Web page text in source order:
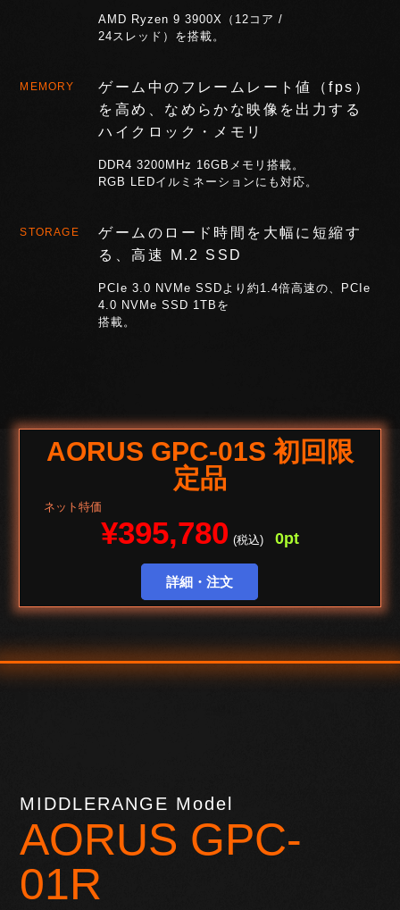
AMD Ryzen 9 3900X（12コア /
24スレッド）を搭載。
MEMORY
ゲーム中のフレームレート値（fps）
を高め、 なめらかな映像を出力する
ハイクロック・メモリ
DDR4 3200MHz 16GBメモリ搭載。
RGB LEDイルミネーションにも対応。
STORAGE
ゲームのロード時間を大幅に短縮す
る、高速 M.2 SSD
PCIe 3.0 NVMe SSDより約1.4倍高速の、PCIe
4.0 NVMe SSD 1TBを
搭載。
AORUS GPC-01S 初回限
定品
ネット特価
¥395,780 (税込) 0pt
詳細・注文
MIDDLERANGE Model
AORUS GPC-
01R